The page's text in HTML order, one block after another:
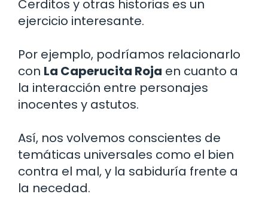
Cerditos y otras historias es un
ejercicio interesante.
Por ejemplo, podríamos relacionarlo
con La Caperucita Roja en cuanto a
la interacción entre personajes
inocentes y astutos.
Así, nos volvemos conscientes de
temáticas universales como el bien
contra el mal, y la sabiduría frente a
la necedad.